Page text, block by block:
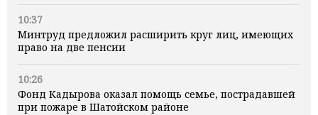
10:37
Минтруд предложил расширить круг лиц, имеющих
право на две пенсии
10:26
Фонд Кадырова оказал помощь семье, пострадавшей
при пожаре в Шатойском районе